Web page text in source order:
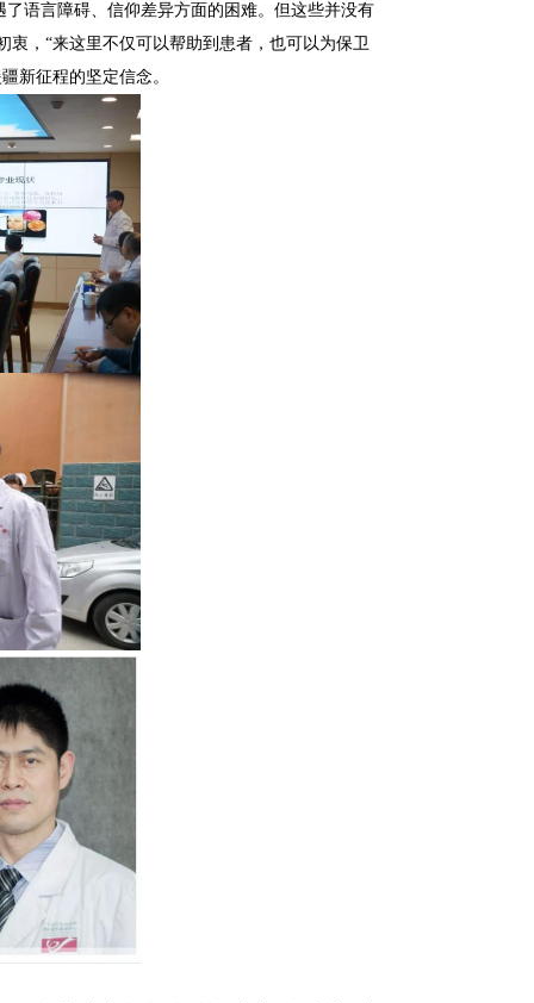
语言障碍、信仰差异方面的困难。但这些并没有
，“来这里不仅可以帮助到患者，也可以为保卫
新征程的坚定信念。